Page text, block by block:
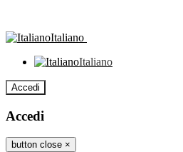
Italiano
Italiano
Accedi
Accedi
button close ×